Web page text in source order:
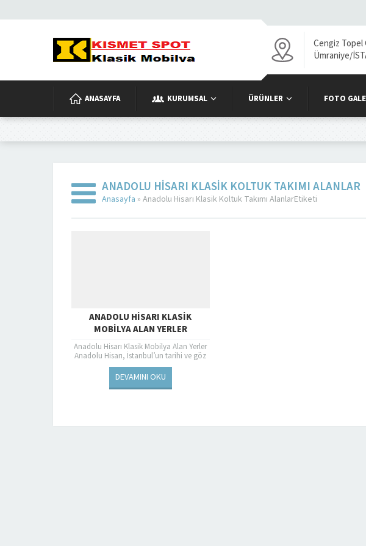
Cengiz Topel
Ümraniye/
ANASAYFA KURUMSAL ÜRÜNLER FOTO
ANADOLU HISARI KLASIK KOLTUK TAKIMI ALANLAR
Anasayfa » Anadolu Hisarı Klasik Koltuk Takımı AlanlarEtiketi
ANADOLU HISARI KLASIK
MOBILYA ALAN YERLER
Anadolu Hisarı Klasik Mobilya Alan Yerler
Anadolu Hisarı, İstanbul’un tarihi ve göz
alıcı semtlerinden biri olan Beykoz’da
bulunur. Boğaziçi’nin muhteşem...
DEVAMINI OKU